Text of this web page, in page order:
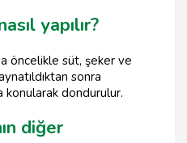
yapılır?
öncelikle süt, şeker ve
sonra
dondurulur.
diğer